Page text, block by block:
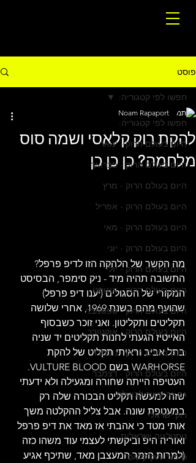
פוסט
חפשו לפי קטגוריה:
היום בעולם הרוק - ינואר
היום בעולם הרוק - פברואר
היום בעולם הרוק - מרץ
היום בעולם הרוק - אפריל
היום בעולם הרוק - מאי
היום בעולם הרוק - יוני
היום בעולם הרוק - יולי
היום בעולם הרוק - אוגוסט
היום בעולם הרוק - ספטמבר
היום בעולם הרוק - אוקטובר
היום בעולם הרוק - נובמבר
היום בעולם הרוק - דצמבר
גם זה קשור לביטלס
רוק ישראלי
נוסטלגיה ישראלית
סיפורי רוק קלאסי
חפשו לפי קטגוריה:
להקת רוק קלאסי ושמה סוס
מלחמה? כן כן כן
Noam Rapaport
מה הקשר של הלהקה הזו לדיפ פרפל?
התשובה תהיה מיד - ניק סימפר, הבסיסט
המקורי של הסגולים (יענו דיפ פרפל)
שהועף מהם בשנת 1969, אחרי שלושה
תקליטים ותקליטון. ואני זוכר כשבסוף
האייטיז הגעתי לחנות תקליטים יד שניה
בתל אביב וראיתי תקליט של להקת
WARHORSE בשם VULTURE BLOOD.
העטיפה הייתה שחורה ומגעילה ולא ידעתי
שזה למעשה תקליט הבכורה שלה רק
במעטפת שונה. אבל צליל ההקלטה משך
אותי מטד כי אהבתי אז מאד את דיפ פרפל
ואוריה היפ וביקשתי לעצמי עוד משהו כזה
(למרות הזמר המעצבן מאד, שתיכף אגיע